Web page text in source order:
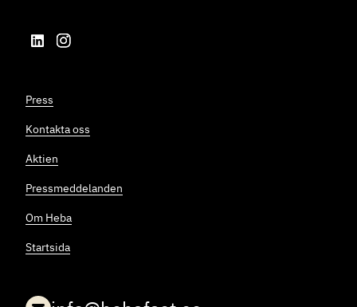
Press
Kontakta oss
Aktien
Pressmeddelanden
Om Heba
Startsida